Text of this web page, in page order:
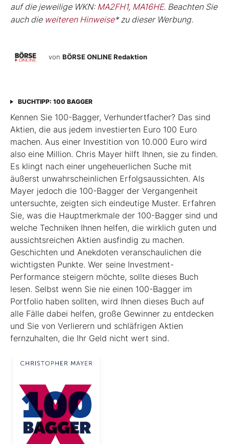
auf die jeweilige WKN: MA2FH1, MA16HE. Beachten Sie
auch die weiteren Hinweise* zu dieser Werbung.
von BÖRSE ONLINE Redaktion
BUCHTIPP: 100 BAGGER
Kennen Sie 100-Bagger, Verhundertfacher? Das sind
Aktien, die aus jedem investierten Euro 100 Euro
machen. Aus einer Investition von 10.000 Euro wird
also eine Million. Chris Mayer hilft Ihnen, sie zu finden.
Es klingt nach einer ungeheuerlichen Suche mit
äußerst unwahrscheinlichen Erfolgsaussichten. Als
Mayer jedoch die 100-Bagger der Vergangenheit
untersuchte, zeigten sich eindeutige Muster. Erfahren
Sie, was die Hauptmerkmale der 100-Bagger sind und
welche Techniken Ihnen helfen, die wirklich guten und
aussichtsreichen Aktien ausfindig zu machen.
Geschichten und Anekdoten veranschaulichen die
wichtigsten Punkte. Wer seine Investment-
Performance steigern möchte, sollte dieses Buch
lesen. Selbst wenn Sie nie einen 100-Bagger im
Portfolio haben sollten, wird Ihnen dieses Buch auf
alle Fälle dabei helfen, große Gewinner zu entdecken
und Sie von Verlierern und schläf­rigen Aktien
fernzuhalten, die Ihr Geld nicht wert sind.